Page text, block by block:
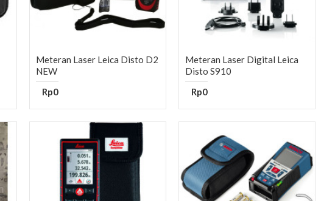
Meteran Laser Leica Disto D2
NEW
Rp0
Meteran Laser Digital Leica
Disto S910
Rp0